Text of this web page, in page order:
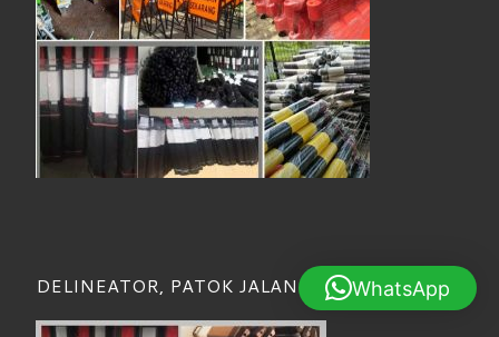
DELINEATOR, PATOK JALAN WhatsApp